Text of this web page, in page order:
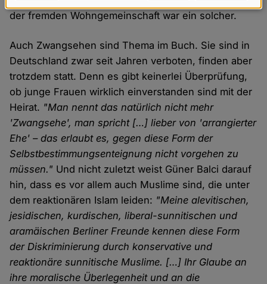
der fremden Wohngemeinschaft war ein solcher.
Auch Zwangsehen sind Thema im Buch. Sie sind in
Deutschland zwar seit Jahren verboten, finden aber
trotzdem statt. Denn es gibt keinerlei Überprüfung,
ob junge Frauen wirklich einverstanden sind mit der
Heirat. "Man nennt das natürlich nicht mehr
'Zwangsehe', man spricht […] lieber von 'arrangierter
Ehe' – das erlaubt es, gegen diese Form der
Selbstbestimmungsenteignung nicht vorgehen zu
müssen." Und nicht zuletzt weist Güner Balci darauf
hin, dass es vor allem auch Muslime sind, die unter
dem reaktionären Islam leiden: "Meine alevitischen,
jesidischen, kurdischen, liberal-sunnitischen und
aramäischen Berliner Freunde kennen diese Form
der Diskriminierung durch konservative und
reaktionäre sunnitische Muslime. […] Ihr Glaube an
ihre moralische Überlegenheit und an die
Daten
Cookies